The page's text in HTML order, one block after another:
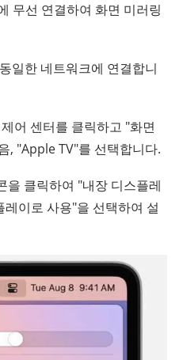
무선 연결하여 화면 미러링
일한 네트워크에 연결합니
어 센터를 클릭하고 "화면
, "Apple TV"를 선택합니다.
을 클릭하여 "내장 디스플레
이로 사용"을 선택하여 설